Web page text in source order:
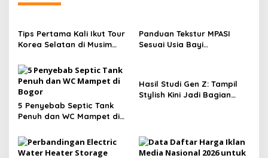
Tips Pertama Kali Ikut Tour
Korea Selatan di Musim
Panduan Tekstur MPASI
Sesuai Usia Bayi
5 Penyebab Septic Tank
Penuh dan WC Mampet di
Hasil Studi Gen Z: Tampil
Stylish Kini Jadi Bagian